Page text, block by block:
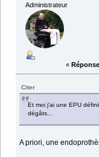
Administrateur
«
Citer
Et moi j'ai une EPU
dégâts...
A priori, une